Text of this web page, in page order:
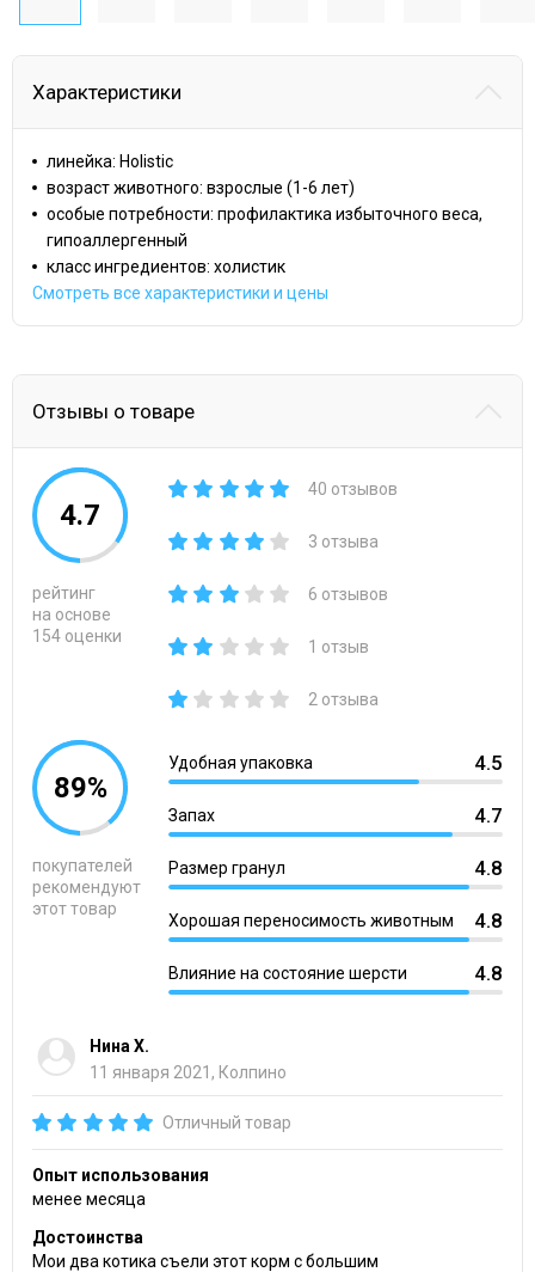
Характеристики
линейка: Holistic
возраст животного: взрослые (1-6 лет)
особые потребности: профилактика избыточного веса,
гипоаллергенный
класс ингредиентов: холистик
Смотреть все характеристики и цены
Отзывы о товаре
4.7
рейтинг
на основе
154 оценки
40 отзывов
3 отзыва
6 отзывов
1 отзыв
2 отзыва
89%
покупателей
рекомендуют
этот товар
Удобная упаковка 4.5
Запах 4.7
Размер гранул 4.8
Хорошая переносимость животным 4.8
Влияние на состояние шерсти 4.8
Нина Х.
11 января 2021, Колпино
Отличный товар
Опыт использования
менее месяца
Достоинства
Мои два котика съели этот корм с большим